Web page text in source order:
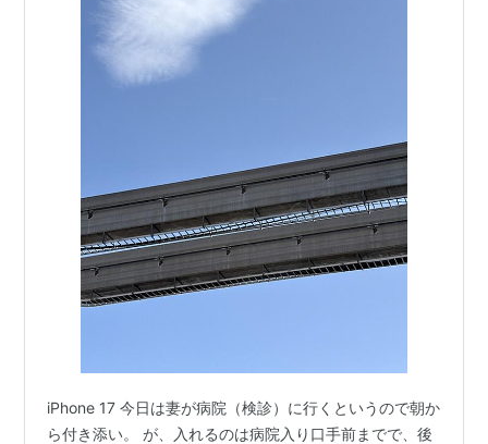
iPhone 3G
iPhone 3GS
iPhone 4
iPhone 5c
iPhone 6
iPhone 6 Plus
iPhone SE
iPhone 8 Plus
iPhone 17 今日は妻が病院（検診）に行くというので朝か
ら付き添い。 が、入れるのは病院入り口手前までで、後